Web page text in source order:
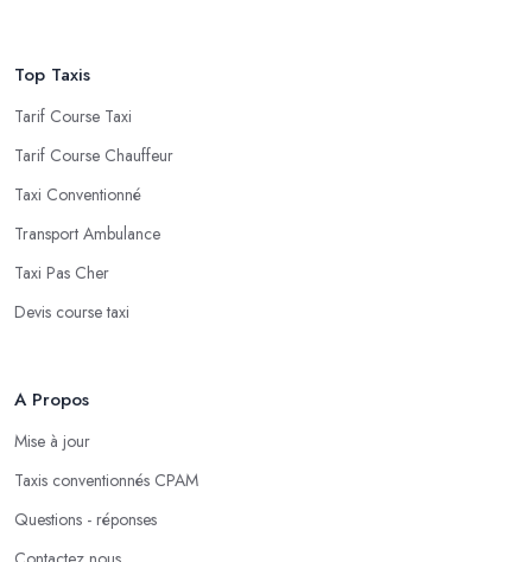
Top Taxis
Tarif Course Taxi
Tarif Course Chauffeur
Taxi Conventionné
Transport Ambulance
Taxi Pas Cher
Devis course taxi
A Propos
Mise à jour
Taxis conventionnés CPAM
Questions - réponses